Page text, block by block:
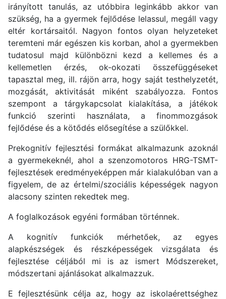
irányított tanulás, az utóbbira leginkább akkor van
szükség, ha a gyermek fejlődése lelassul, megáll vagy
eltér kortársaitól. Nagyon fontos olyan helyzeteket
teremteni már egészen kis korban, ahol a gyermekben
tudatosul majd különbözni kezd a kellemes és a
kellemetlen érzés, ok-okozati összefüggéseket
tapasztal meg, ill. rájön arra, hogy saját testhelyzetét,
mozgását, aktivitását miként szabályozza. Fontos
szempont a tárgykapcsolat kialakítása, a játékok
funkció szerinti használata, a finommozgások
fejlődése és a kötődés elősegítése a szülőkkel.
Prekognitív fejlesztési formákat alkalmazunk azoknál
a gyermekeknél, ahol a szenzomotoros HRG-TSMT-
fejlesztések eredményeképpen már kialakulóban van a
figyelem, de az értelmi/szociális képességek nagyon
alacsony szinten rekedtek meg.
A foglalkozások egyéni formában történnek.
A kognitív funkciók mérhetőek, az egyes
alapkészségek és részképességek vizsgálata és
fejlesztése céljából mi is az ismert Módszereket,
módszertani ajánlásokat alkalmazzuk.
E fejlesztésünk célja az, hogy az iskolaérettséghez